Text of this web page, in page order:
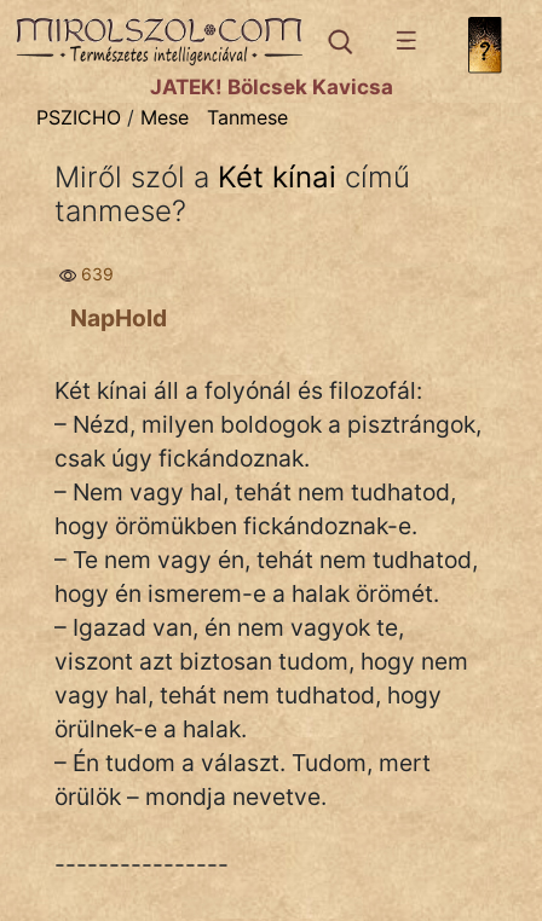
PSZICHOtémák:
Asztrológia
Gyerekpszicho
Párkapcsolat
Tanmese
IRODALOM
SZÓLÁS
És
KÖZMONDÁS
PSZICHO
ZENE
FILM
ÉLETMÓD
MAGYARSÁG
JÁTÉK! Bölcsek Kavicsa
PSZICHO / Mese Tanmese
Miről szól a Két kínai című
tanmese?
639
NapHold
Két kínai áll a folyónál és filozofál:
– Nézd, milyen boldogok a pisztrángok,
csak úgy fickándoznak.
– Nem vagy hal, tehát nem tudhatod,
hogy örömükben fickándoznak-e.
– Te nem vagy én, tehát nem tudhatod,
hogy én ismerem-e a halak örömét.
– Igazad van, én nem vagyok te,
viszont azt biztosan tudom, hogy nem
vagy hal, tehát nem tudhatod, hogy
örülnek-e a halak.
– Én tudom a választ. Tudom, mert
örülök – mondja nevetve.
----------------